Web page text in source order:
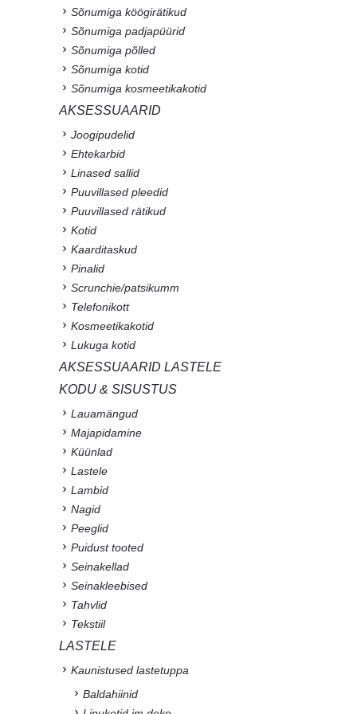
Sõnumiga köögirätikud
Sõnumiga padjapüürid
Sõnumiga põlled
Sõnumiga kotid
Sõnumiga kosmeetikakotid
AKSESSUAARID
Joogipudelid
Ehtekarbid
Linased sallid
Puuvillased pleedid
Puuvillased rätikud
Kotid
Kaarditaskud
Pinalid
Scrunchie/patsikumm
Telefonikott
Kosmeetikakotid
Lukuga kotid
AKSESSUAARID LASTELE
KODU & SISUSTUS
Lauamängud
Majapidamine
Küünlad
Lastele
Lambid
Nagid
Peeglid
Puidust tooted
Seinakellad
Seinakleebised
Tahvlid
Tekstiil
LASTELE
Kaunistused lastetuppa
Baldahiinid